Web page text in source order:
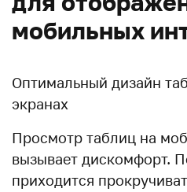
мобильных
Оптимальный дизайн
экранах
Просмотр таблиц на
вызывает дискомфорт.
приходится